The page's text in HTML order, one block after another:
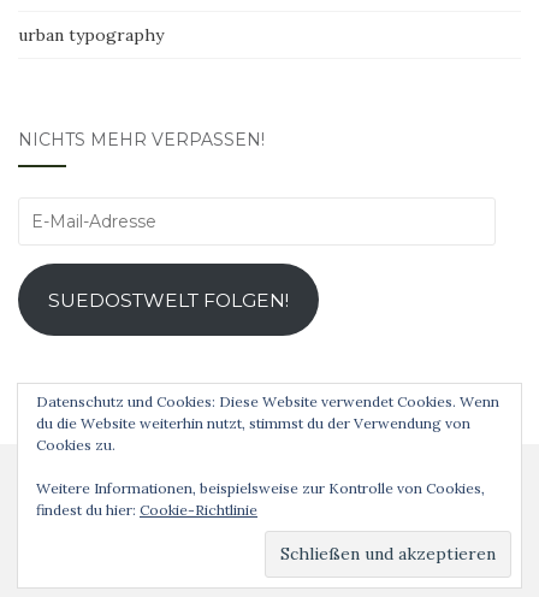
urban typography
NICHTS MEHR VERPASSEN!
E-
Adresse
SUEDOSTWELT FOLGEN!
Datenschutz und Cookies: Diese Website verwendet Cookies. Wenn
du die Website weiterhin nutzt, stimmst du der Verwendung von
Cookies zu.
Weitere Informationen, beispielsweise zur Kontrolle von Cookies,
findest du hier: Cookie-Richtlinie
Analog ist schöner! © 2019 Theme vonColorlibPowered byWordPress